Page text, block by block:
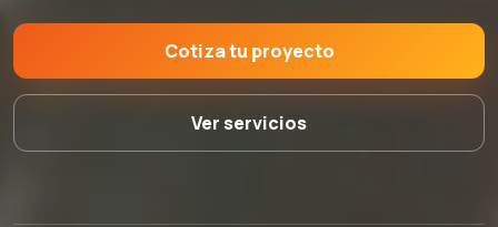
Cotiza tu proyecto
Ver servicios